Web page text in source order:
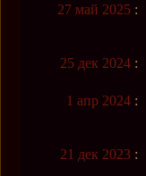
27 май 2025 :
25 дек 2024 :
1 апр 2024 :
21 дек 2023 :